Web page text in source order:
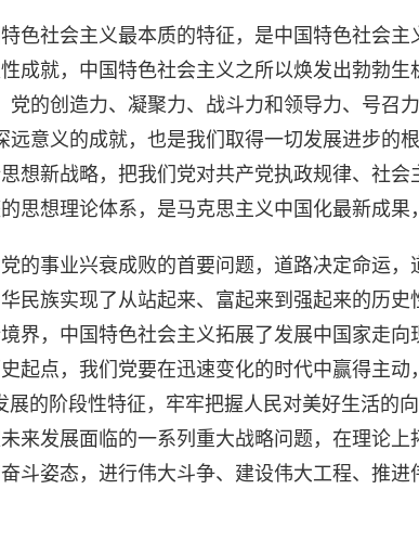
社会主义最本质的特征，是中国特色社会主
成就，中国特色社会主义之所以焕发出勃勃
党的创造力、凝聚力、战斗力和领导力、号召
远意义的成就，也是我们取得一切发展进步的
想新战略，把我们党对共产党执政规律、社
思想理论体系，是马克思主义中国化最新成果
事业兴衰成败的首要问题，道路决定命运，
民族实现了从站起来、富起来到强起来的历
界，中国特色社会主义拓展了发展中国家走
起点，我们党要在迅速变化的时代中赢得主
展的阶段性特征，牢牢把握人民对美好生活的
来发展面临的一系列重大战略问题，在理论
斗姿态，进行伟大斗争、建设伟大工程、推